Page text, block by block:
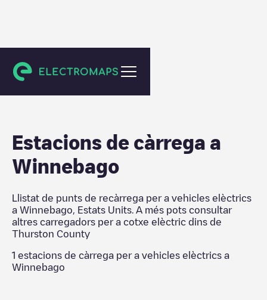
Thurston County
Estacions de càrrega a
Winnebago
Llistat de punts de recàrrega per a vehicles elèctrics
a Winnebago Estats Units . A més pots consultar
altres carregadors per a cotxe elèctric dins de
Thurston County
1 estacions de càrrega per a vehicles elèctrics a
Winnebago